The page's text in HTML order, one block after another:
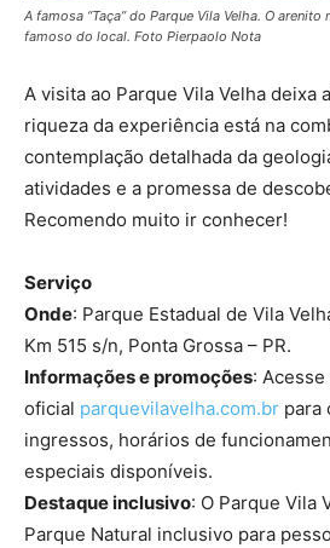
A famosa “Taça” do Parque Vila Velha. O arenito
famoso do local. Foto Pierpaolo Nota
A visita ao Parque Vila Velha deixa
riqueza da experiência está na
contemplação detalhada da
atividades e a promessa de
Recomendo muito ir conhecer!
Serviço
Onde: Parque Estadual de Vila
Km 515 s/n, Ponta Grossa – PR.
Informações e promoções:
oficial parquevilavelha.com.br para
ingressos, horários de
especiais disponíveis.
Destaque inclusivo: O Parque Vila
Parque Natural inclusivo para